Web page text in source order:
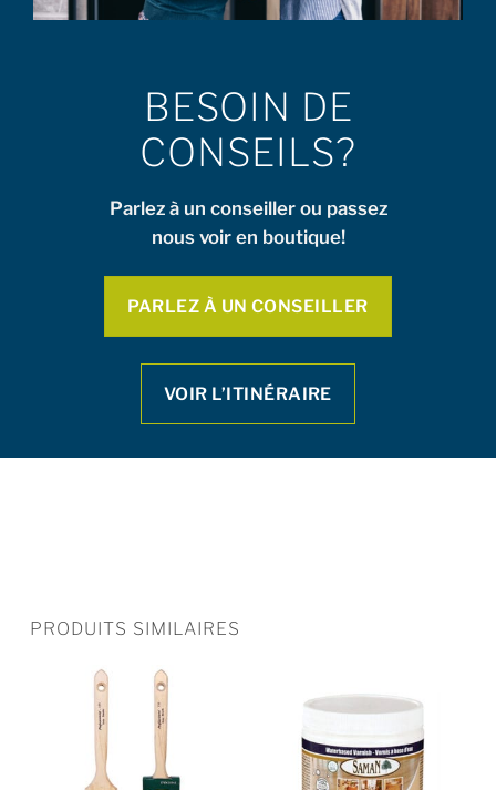
BESOIN DE
CONSEILS?
Parlez à un conseiller ou passez
nous voir en boutique!
PARLEZ À UN CONSEILLER
VOIR L’ITINÉRAIRE
PRODUITS SIMILAIRES